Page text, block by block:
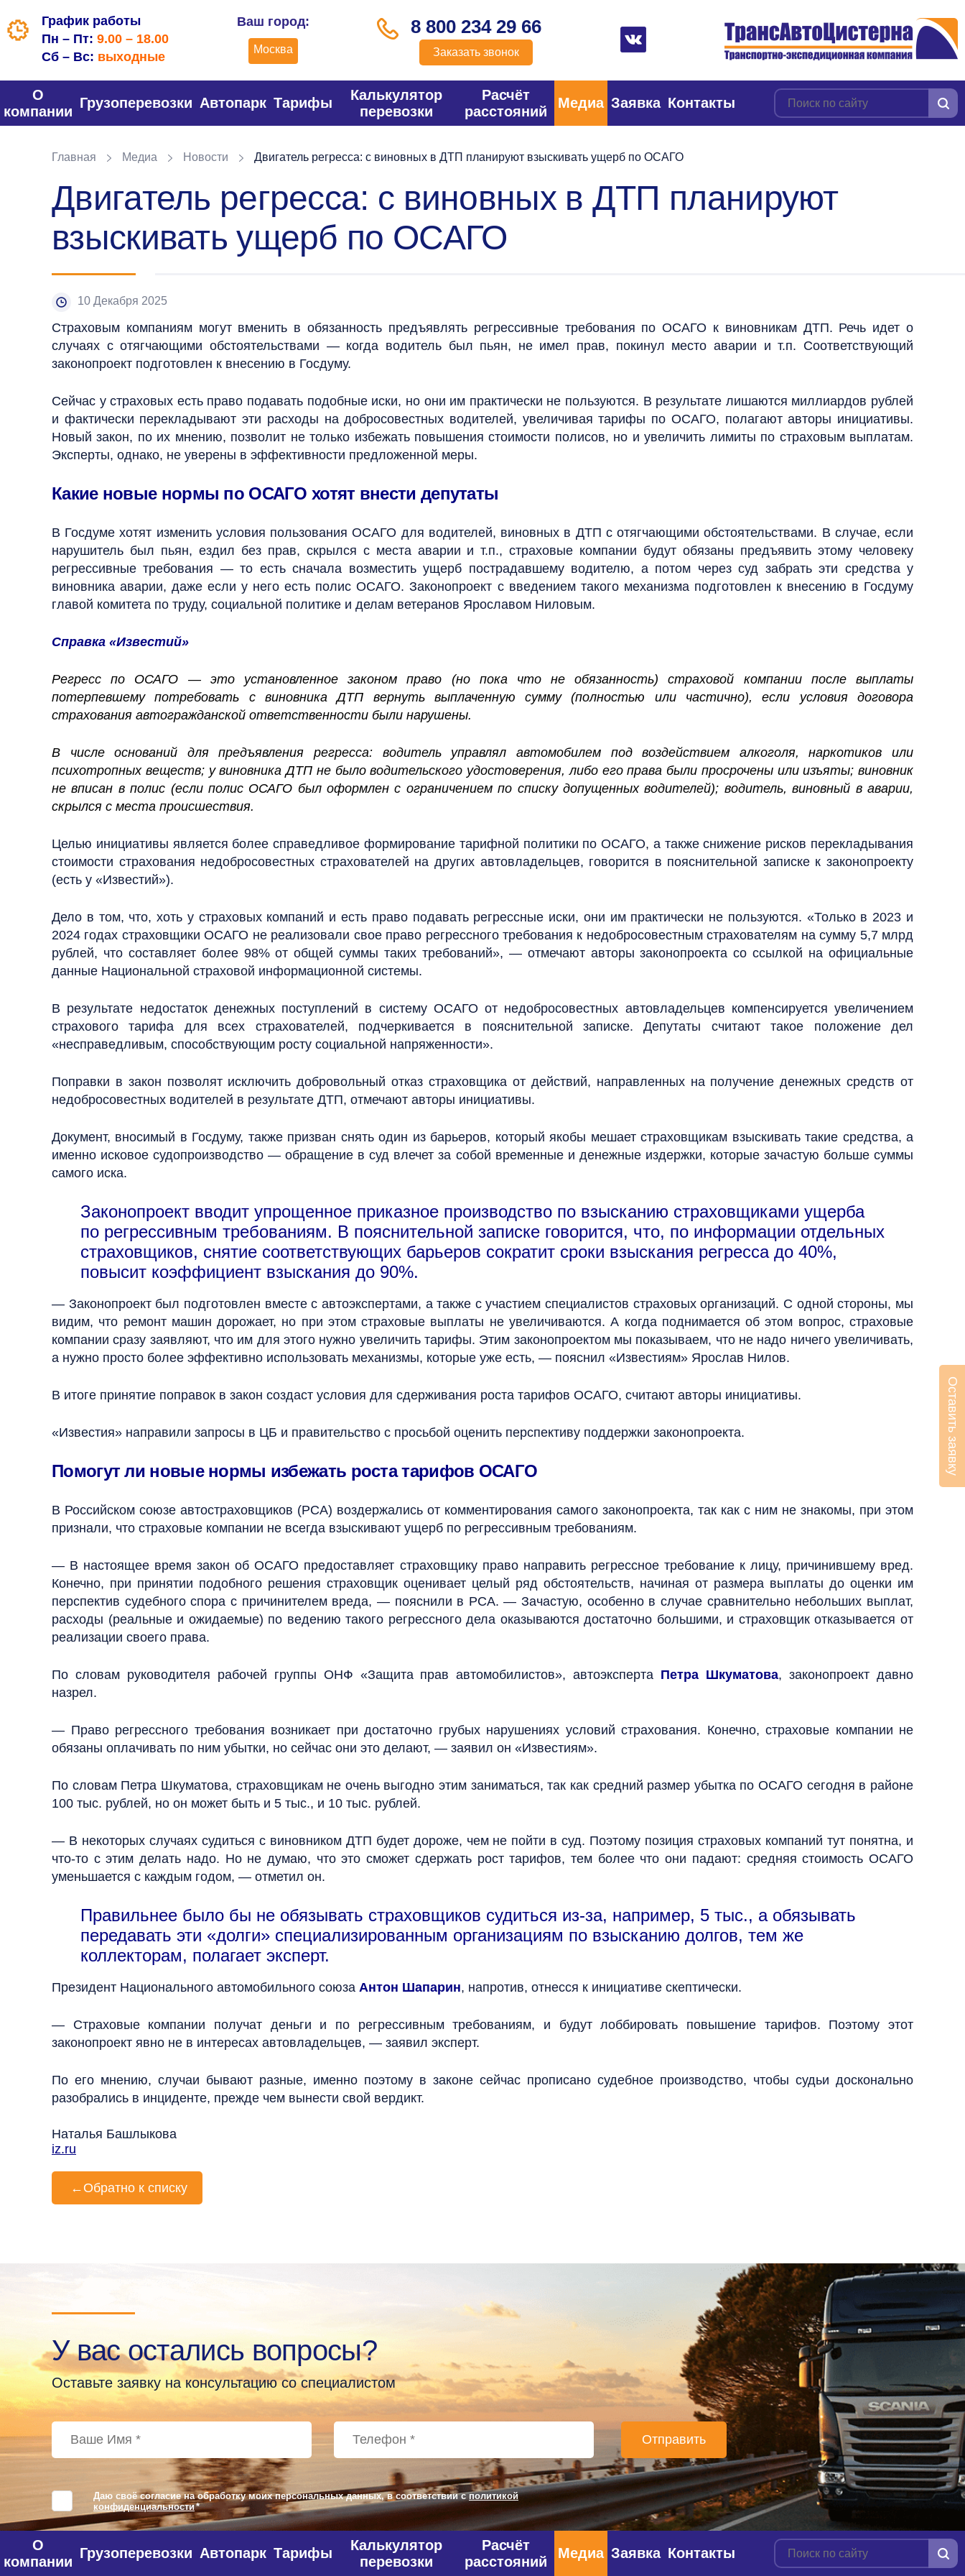
График работы
Пн – Пт: 9.00 – 18.00
Сб – Вс: выходные
Ваш город:
Москва
8 800 234 29 66
Заказать звонок
О
компании
Грузоперевозки Автопарк Тарифы
Калькулятор
перевозки
Расчёт
расстояний
Медиа Заявка Контакты
Главная Медиа Новости Двигатель регресса: с виновных в ДТП планируют взыскивать ущерб по ОСАГО
Двигатель регресса: с виновных в ДТП планируют
взыскивать ущерб по ОСАГО
10 Декабря 2025
Страховым компаниям могут вменить в обязанность предъявлять регрессивные требования по ОСАГО к виновникам ДТП. Речь идет о
случаях с отягчающими обстоятельствами — когда водитель был пьян, не имел прав, покинул место аварии и т.п. Соответствующий
законопроект подготовлен к внесению в Госдуму.
Сейчас у страховых есть право подавать подобные иски, но они им практически не пользуются. В результате лишаются миллиардов рублей
и фактически перекладывают эти расходы на добросовестных водителей, увеличивая тарифы по ОСАГО, полагают авторы инициативы.
Новый закон, по их мнению, позволит не только избежать повышения стоимости полисов, но и увеличить лимиты по страховым выплатам.
Эксперты, однако, не уверены в эффективности предложенной меры.
Какие новые нормы по ОСАГО хотят внести депутаты
В Госдуме хотят изменить условия пользования ОСАГО для водителей, виновных в ДТП с отягчающими обстоятельствами. В случае, если
нарушитель был пьян, ездил без прав, скрылся с места аварии и т.п., страховые компании будут обязаны предъявить этому человеку
регрессивные требования — то есть сначала возместить ущерб пострадавшему водителю, а потом через суд забрать эти средства у
виновника аварии, даже если у него есть полис ОСАГО. Законопроект с введением такого механизма подготовлен к внесению в Госдуму
главой комитета по труду, социальной политике и делам ветеранов Ярославом Ниловым.
Справка «Известий»
Регресс по ОСАГО — это установленное законом право (но пока что не обязанность) страховой компании после выплаты
потерпевшему потребовать с виновника ДТП вернуть выплаченную сумму (полностью или частично), если условия договора
страхования автогражданской ответственности были нарушены.
В числе оснований для предъявления регресса: водитель управлял автомобилем под воздействием алкоголя, наркотиков или
психотропных веществ; у виновника ДТП не было водительского удостоверения, либо его права были просрочены или изъяты; виновник
не вписан в полис (если полис ОСАГО был оформлен с ограничением по списку допущенных водителей); водитель, виновный в аварии,
скрылся с места происшествия.
Целью инициативы является более справедливое формирование тарифной политики по ОСАГО, а также снижение рисков перекладывания
стоимости страхования недобросовестных страхователей на других автовладельцев, говорится в пояснительной записке к законопроекту
(есть у «Известий»).
Дело в том, что, хоть у страховых компаний и есть право подавать регрессные иски, они им практически не пользуются. «Только в 2023 и
2024 годах страховщики ОСАГО не реализовали свое право регрессного требования к недобросовестным страхователям на сумму 5,7 млрд
рублей, что составляет более 98% от общей суммы таких требований», — отмечают авторы законопроекта со ссылкой на официальные
данные Национальной страховой информационной системы.
В результате недостаток денежных поступлений в систему ОСАГО от недобросовестных автовладельцев компенсируется увеличением
страхового тарифа для всех страхователей, подчеркивается в пояснительной записке. Депутаты считают такое положение дел
«несправедливым, способствующим росту социальной напряженности».
Поправки в закон позволят исключить добровольный отказ страховщика от действий, направленных на получение денежных средств от
недобросовестных водителей в результате ДТП, отмечают авторы инициативы.
Документ, вносимый в Госдуму, также призван снять один из барьеров, который якобы мешает страховщикам взыскивать такие средства, а
именно исковое судопроизводство — обращение в суд влечет за собой временные и денежные издержки, которые зачастую больше суммы
самого иска.
Законопроект вводит упрощенное приказное производство по взысканию страховщиками ущерба
по регрессивным требованиям. В пояснительной записке говорится, что, по информации отдельных
страховщиков, снятие соответствующих барьеров сократит сроки взыскания регресса до 40%,
повысит коэффициент взыскания до 90%.
— Законопроект был подготовлен вместе с автоэкспертами, а также с участием специалистов страховых организаций. С одной стороны, мы
видим, что ремонт машин дорожает, но при этом страховые выплаты не увеличиваются. А когда поднимается об этом вопрос, страховые
компании сразу заявляют, что им для этого нужно увеличить тарифы. Этим законопроектом мы показываем, что не надо ничего увеличивать,
а нужно просто более эффективно использовать механизмы, которые уже есть, — пояснил «Известиям» Ярослав Нилов.
В итоге принятие поправок в закон создаст условия для сдерживания роста тарифов ОСАГО, считают авторы инициативы.
«Известия» направили запросы в ЦБ и правительство с просьбой оценить перспективу поддержки законопроекта.
Помогут ли новые нормы избежать роста тарифов ОСАГО
В Российском союзе автостраховщиков (РСА) воздержались от комментирования самого законопроекта, так как с ним не знакомы, при этом
признали, что страховые компании не всегда взыскивают ущерб по регрессивным требованиям.
— В настоящее время закон об ОСАГО предоставляет страховщику право направить регрессное требование к лицу, причинившему вред.
Конечно, при принятии подобного решения страховщик оценивает целый ряд обстоятельств, начиная от размера выплаты до оценки им
перспектив судебного спора с причинителем вреда, — пояснили в РСА. — Зачастую, особенно в случае сравнительно небольших выплат,
расходы (реальные и ожидаемые) по ведению такого регрессного дела оказываются достаточно большими, и страховщик отказывается от
реализации своего права.
По словам руководителя рабочей группы ОНФ «Защита прав автомобилистов», автоэксперта Петра Шкуматова, законопроект давно
назрел.
— Право регрессного требования возникает при достаточно грубых нарушениях условий страхования. Конечно, страховые компании не
обязаны оплачивать по ним убытки, но сейчас они это делают, — заявил он «Известиям».
По словам Петра Шкуматова, страховщикам не очень выгодно этим заниматься, так как средний размер убытка по ОСАГО сегодня в районе
100 тыс. рублей, но он может быть и 5 тыс., и 10 тыс. рублей.
— В некоторых случаях судиться с виновником ДТП будет дороже, чем не пойти в суд. Поэтому позиция страховых компаний тут понятна, и
что-то с этим делать надо. Но не думаю, что это сможет сдержать рост тарифов, тем более что они падают: средняя стоимость ОСАГО
уменьшается с каждым годом, — отметил он.
Правильнее было бы не обязывать страховщиков судиться из-за, например, 5 тыс., а обязывать
передавать эти «долги» специализированным организациям по взысканию долгов, тем же
коллекторам, полагает эксперт.
Президент Национального автомобильного союза Антон Шапарин, напротив, отнесся к инициативе скептически.
— Страховые компании получат деньги и по регрессивным требованиям, и будут лоббировать повышение тарифов. Поэтому этот
законопроект явно не в интересах автовладельцев, — заявил эксперт.
По его мнению, случаи бывают разные, именно поэтому в законе сейчас прописано судебное производство, чтобы судьи досконально
разобрались в инциденте, прежде чем вынести свой вердикт.
Наталья Башлыкова
iz.ru
← Обратно к списку
У вас остались вопросы?
Оставьте заявку на консультацию со специалистом
Даю своё согласие на обработку моих персональных данных, в соответствии сполитикой
конфиденциальности*
О
компании
Грузоперевозки Автопарк Тарифы
Калькулятор
перевозки
Расчёт
расстояний
Медиа Заявка Контакты
Оставить заявку